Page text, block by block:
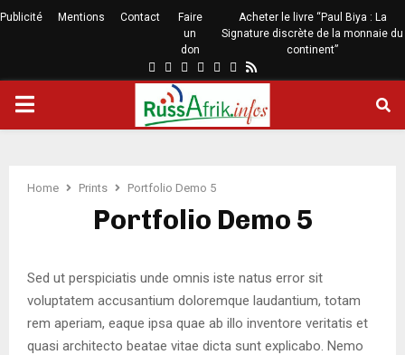
Publicité Mentions Contact
Faire
un
don
Acheter le livre “Paul Biya : La
Signature discrète de la monnaie du
continent”
Home Prints Portfolio Demo 5
Portfolio Demo 5
Sed ut perspiciatis unde omnis iste natus error sit
voluptatem accusantium doloremque laudantium, totam
rem aperiam, eaque ipsa quae ab illo inventore veritatis et
quasi architecto beatae vitae dicta sunt explicabo. Nemo